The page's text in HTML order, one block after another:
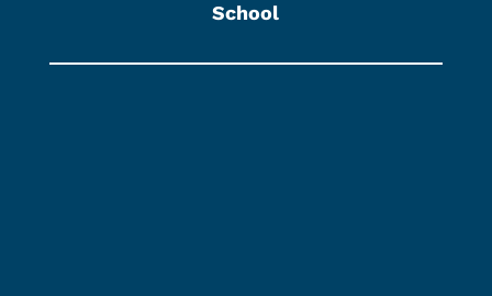
School